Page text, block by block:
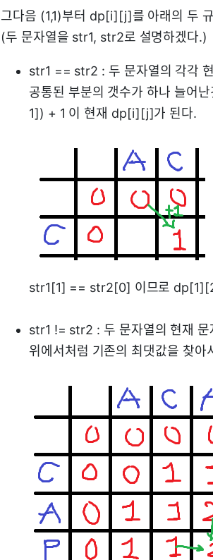
그다음 (1,1)부터 dp[i][j]를 아래의 두
(두 문자열을 str1, str2로 설명하겠다.)
str1 == str2 : 두 문자열의 각각
공통된 부분의 갯수가 하나 늘어
1]) + 1 이 현재 dp[i][j]가 된다.
str1[1] == str2[0] 이므로
str1 != str2 : 두 문자열의 현재 문
위에서처럼 기존의 최댓값을 찾